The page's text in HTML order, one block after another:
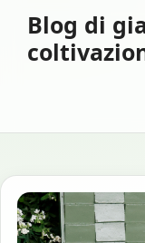
contenuto
Blog di